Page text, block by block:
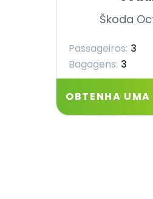
Škoda
Passageiros: 3
Bagagens: 3
OBTENHA